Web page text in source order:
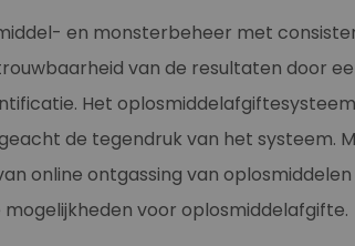
en monsterbeheer met
van de resultaten door
Het
de tegendruk van het systeem.
online ontgassing van
voor oplosmiddelafgifte.